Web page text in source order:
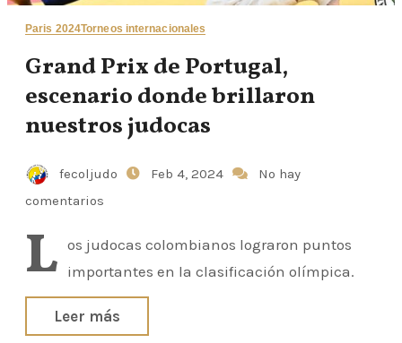
Paris 2024Torneos internacionales
Grand Prix de Portugal,
escenario donde brillaron
nuestros judocas
fecoljudo Feb 4, 2024
No hay
comentarios
L os judocas colombianos lograron puntos
importantes en la clasificación olímpica.
Leer más